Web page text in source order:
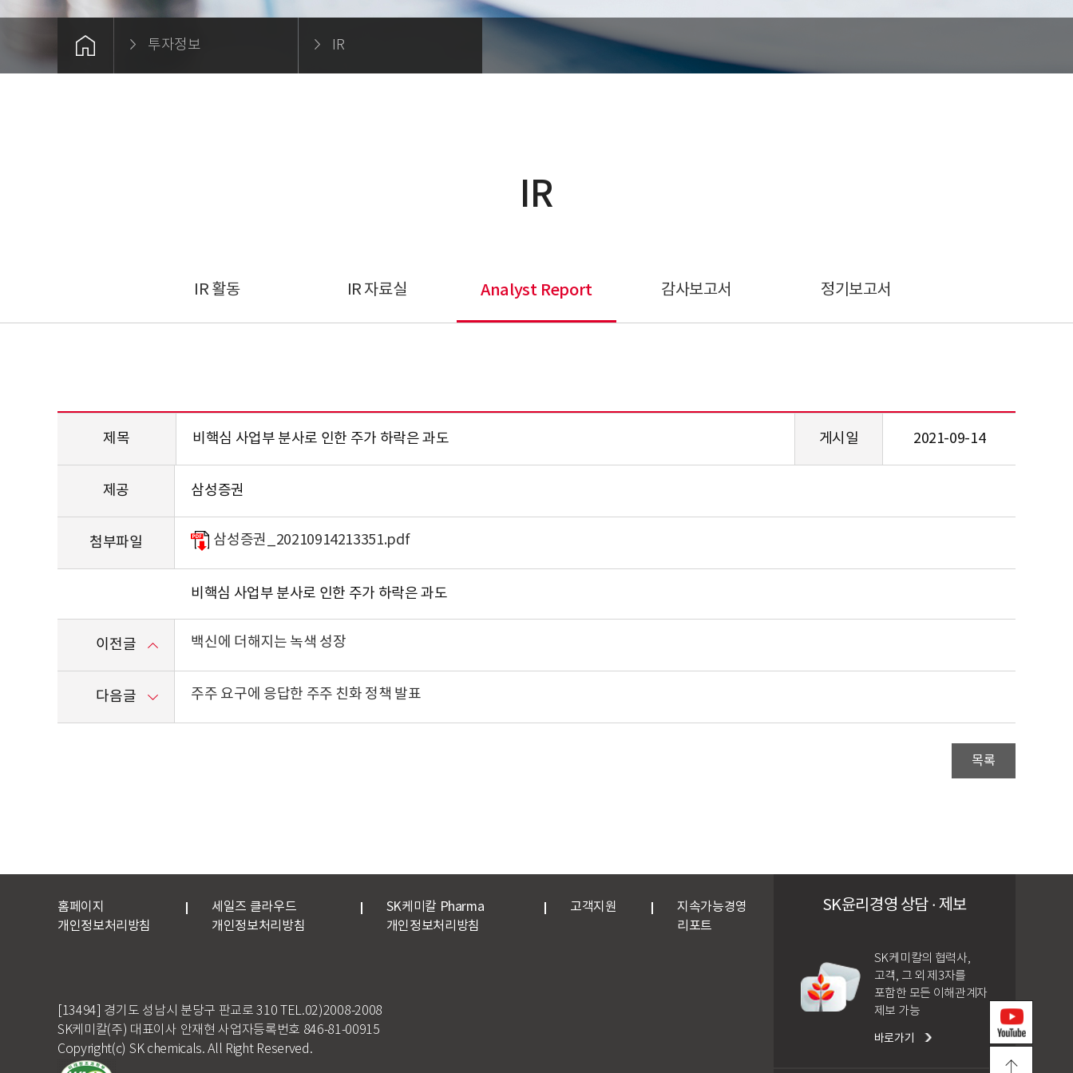
투자정보 IR
IR
IR 활동 IR 자료실 Analyst Report 감사보고서 정기보고서
제목 비핵심 사업부 분사로 인한 주가 하락은 과도 게시일 2021-09-14
제공 삼성증권
첨부파일 삼성증권_20210914213351.pdf
비핵심 사업부 분사로 인한 주가 하락은 과도
이전글 백신에 더해지는 녹색 성장
다음글 주주 요구에 응답한 주주 친화 정책 발표
목록
홈페이지
개인정보처리방침
세일즈 클라우드
개인정보처리방침
SK케미칼 Pharma
개인정보처리방침
고객지원
지속가능경영
리포트
[13494] 경기도 성남시 분당구 판교로 310 TEL.02)2008-2008
SK케미칼(주) 대표이사 안재현 사업자등록번호 846-81-00915
Copyright(c) SK chemicals. All Right Reserved.
SK윤리경영 상담 · 제보
SK케미칼의 협력사,
고객, 그 외 제3자를
포함한 모든 이해관계자
제보 가능
바로가기